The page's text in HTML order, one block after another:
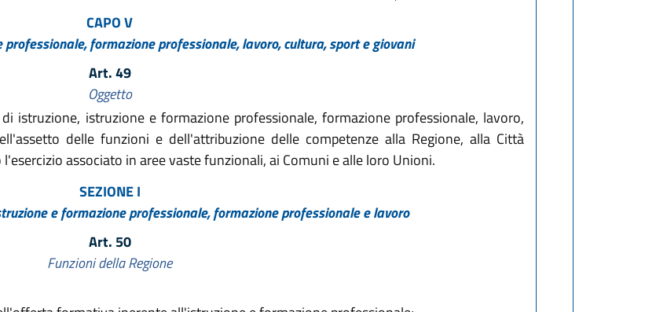
14
n. 24
CAPO V
formazione professionale, lavoro, cultura, sport e giovani
Art. 49
Oggetto
istruzione, istruzione e formazione professionale, formazione professionale, lavoro,
delle funzioni e dell'attribuzione delle competenze alla Regione, alla Città
associato in aree vaste funzionali, ai Comuni e alle loro Unioni.
SEZIONE I
e formazione professionale, formazione professionale e lavoro
Art. 50
Funzioni della Regione